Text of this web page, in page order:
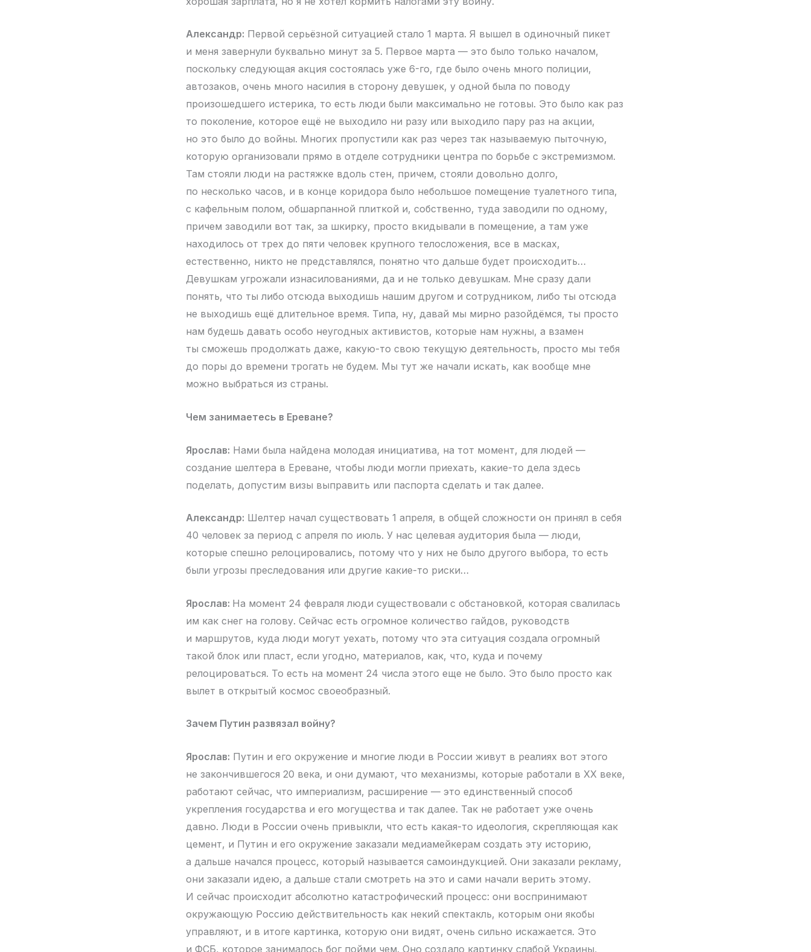
Александр: Первой серьёзной ситуацией стало 1 марта. Я вышел в одиночный пикет
и меня завернули буквально минут за 5. Первое марта — это было только началом,
поскольку следующая акция состоялась уже 6-го, где было очень много полиции,
автозаков, очень много насилия в сторону девушек, у одной была по поводу
произошедшего истерика, то есть люди были максимально не готовы. Это было как раз
то поколение, которое ещё не выходило ни разу или выходило пару раз на акции,
но это было до войны. Многих пропустили как раз через так называемую пыточную,
которую организовали прямо в отделе сотрудники центра по борьбе с экстремизмом.
Там стояли люди на растяжке вдоль стен, причем, стояли довольно долго,
по несколько часов, и в конце коридора было небольшое помещение туалетного типа,
с кафельным полом, обшарпанной плиткой и, собственно, туда заводили по одному,
причем заводили вот так, за шкирку, просто вкидывали в помещение, а там уже
находилось от трех до пяти человек крупного телосложения, все в масках,
естественно, никто не представлялся, понятно что дальше будет происходить…
Девушкам угрожали изнасилованиями, да и не только девушкам. Мне сразу дали
понять, что ты либо отсюда выходишь нашим другом и сотрудником, либо ты отсюда
не выходишь ещё длительное время. Типа, ну, давай мы мирно разойдёмся, ты просто
нам будешь давать особо неугодных активистов, которые нам нужны, а взамен
ты сможешь продолжать даже, какую-то свою текущую деятельность, просто мы тебя
до поры до времени трогать не будем. Мы тут же начали искать, как вообще мне
можно выбраться из страны.
Чем занимаетесь в Ереване?
Ярослав: Нами была найдена молодая инициатива, на тот момент, для людей —
создание шелтера в Ереване, чтобы люди могли приехать, какие-то дела здесь
поделать, допустим визы выправить или паспорта сделать и так далее.
Александр: Шелтер начал существовать 1 апреля, в общей сложности он принял в себя
40 человек за период с апреля по июль. У нас целевая аудитория была — люди,
которые спешно релоцировались, потому что у них не было другого выбора, то есть
были угрозы преследования или другие какие-то риски…
Ярослав: На момент 24 февраля люди существовали с обстановкой, которая свалилась
им как снег на голову. Сейчас есть огромное количество гайдов, руководств
и маршрутов, куда люди могут уехать, потому что эта ситуация создала огромный
такой блок или пласт, если угодно, материалов, как, что, куда и почему
релоцироваться. То есть на момент 24 числа этого еще не было. Это было просто как
вылет в открытый космос своеобразный.
Зачем Путин развязал войну?
Ярослав: Путин и его окружение и многие люди в России живут в реалиях вот этого
не закончившегося 20 века, и они думают, что механизмы, которые работали в XX веке,
работают сейчас, что империализм, расширение — это единственный способ
укрепления государства и его могущества и так далее. Так не работает уже очень
давно. Люди в России очень привыкли, что есть какая-то идеология, скрепляющая как
цемент, и Путин и его окружение заказали медиамейкерам создать эту историю,
а дальше начался процесс, который называется самоиндукцией. Они заказали рекламу,
они заказали идею, а дальше стали смотреть на это и сами начали верить этому.
И сейчас происходит абсолютно катастрофический процесс: они воспринимают
окружающую Россию действительность как некий спектакль, которым они якобы
управляют, и в итоге картинка, которую они видят, очень сильно искажается. Это
и ФСБ, которое занималось бог пойми чем. Оно создало картинку слабой Украины,